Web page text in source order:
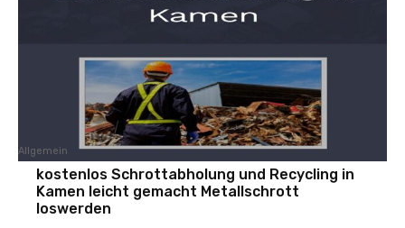
Allgemein
kostenlos Schrottabholung und Recycling in
Kamen leicht gemacht Metallschrott
loswerden